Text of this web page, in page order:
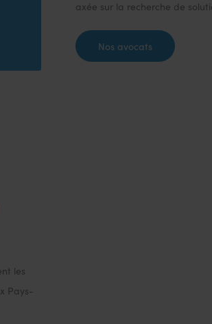
axée sur la recherche de
Nos avocats
les
Pays-